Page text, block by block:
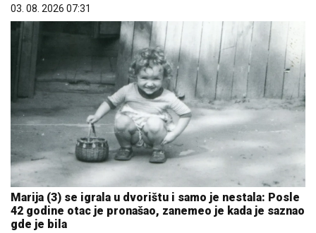
03. 08. 2026 07:31
Marija (3) se igrala u dvorištu i samo je nestala: Posle
42 godine otac je pronašao, zanemeo je kada je saznao
gde je bila